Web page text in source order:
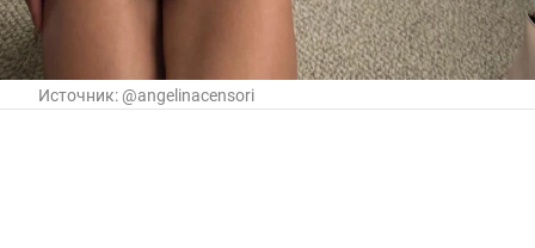
Источник: @angelinacensori